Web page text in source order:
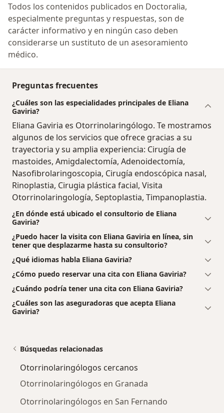
Todos los contenidos publicados en Doctoralia,
especialmente preguntas y respuestas, son de
carácter informativo y en ningún caso deben
considerarse un sustituto de un asesoramiento
médico.
Preguntas frecuentes
¿Cuáles son las especialidades principales de Eliana
Gaviria?
Eliana Gaviria es Otorrinolaringólogo. Te mostramos
algunos de los servicios que ofrece gracias a su
trayectoria y su amplia experiencia: Cirugía de
mastoides, Amigdalectomía, Adenoidectomía,
Nasofibrolaringoscopia, Cirugía endoscópica nasal,
Rinoplastia, Cirugia plástica facial, Visita
Otorrinolaringología, Septoplastia, Timpanoplastia.
¿En dónde está ubicado el consultorio de Eliana
Gaviria?
¿Puedo hacer la visita con Eliana Gaviria en línea, sin
tener que desplazarme hasta su consultorio?
¿Qué idiomas habla Eliana Gaviria?
¿Cómo puedo reservar una cita con Eliana Gaviria?
¿Cuándo podría tener una cita con Eliana Gaviria?
¿Cuáles son las aseguradoras que acepta Eliana
Gaviria?
Búsquedas relacionadas
Otorrinolaringólogos cercanos
Otorrinolaringólogos en Granada
Otorrinolaringólogos en San Fernando